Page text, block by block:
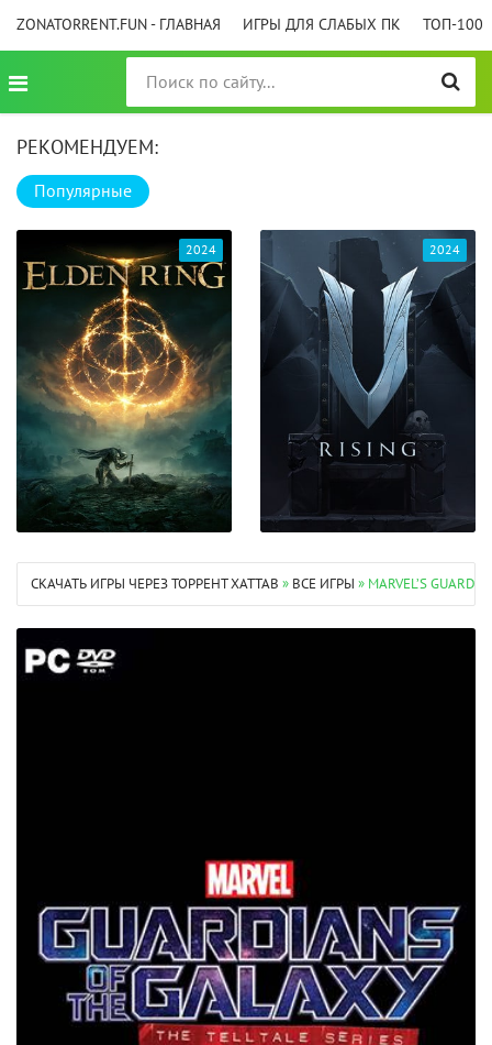
ZONATORRENT.FUN - ГЛАВНАЯ ИГРЫ ДЛЯ СЛАБЫХ ПК ТОП-100
РЕКОМЕНДУЕМ:
Популярные
2024 2024
СКАЧАТЬ ИГРЫ ЧЕРЕЗ ТОРРЕНТ XATTAB » ВСЕ ИГРЫ » MARVEL’S